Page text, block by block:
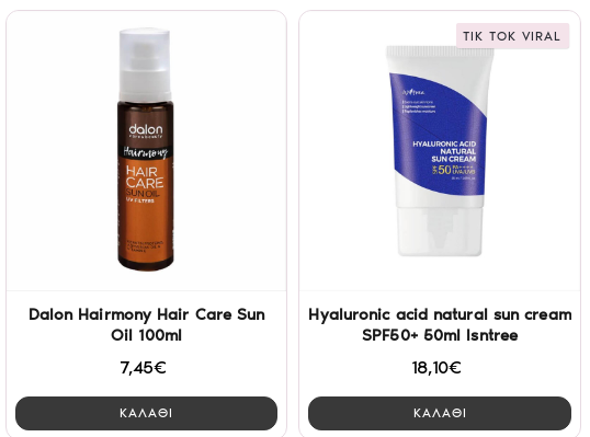
Dalon Hairmony Hair Care Sun
Oil 100ml
7,45€
ΚΑΛΑΘΙ
TIK TOK VIRAL
Hyaluronic acid natural sun cream
SPF50+ 50ml Isntree
18,10€
ΚΑΛΑΘΙ